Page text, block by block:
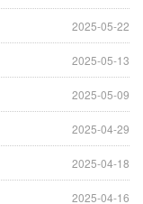
2025-05-22
2025-05-13
2025-05-09
2025-04-29
2025-04-18
2025-04-16